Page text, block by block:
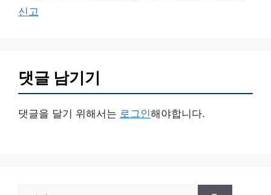
신고
댓글 남기기
댓글을 달기 위해서는 로그인해야합니다.